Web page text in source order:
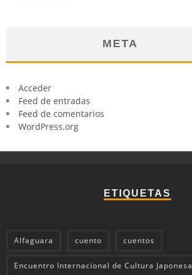
META
Acceder
Feed de entradas
Feed de comentarios
WordPress.org
ETIQUETAS
Alfaguara cuento cuentos
Encuentro Internacional de Cultura Japonesa